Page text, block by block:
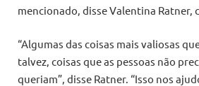
mencionado, disse Valentina Ratner,
“Algumas das coisas mais valiosas
talvez, coisas que as pessoas não
queriam”, disse Ratner. “Isso nos